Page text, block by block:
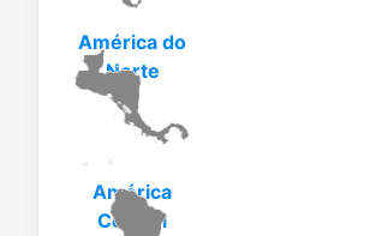
América do
Norte
América
Central